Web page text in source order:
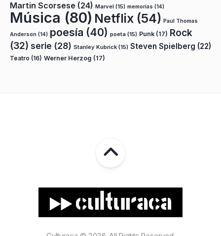
Martin Scorsese (24) Marvel (15) memorias (14)
Música (80) Netflix (54) Paul Thomas
Anderson (14) poesía (40) poeta (15) Punk (17) Rock
(32) serie (28) Stanley Kubrick (15) Steven Spielberg (22)
Teatro (16) Werner Herzog (17)